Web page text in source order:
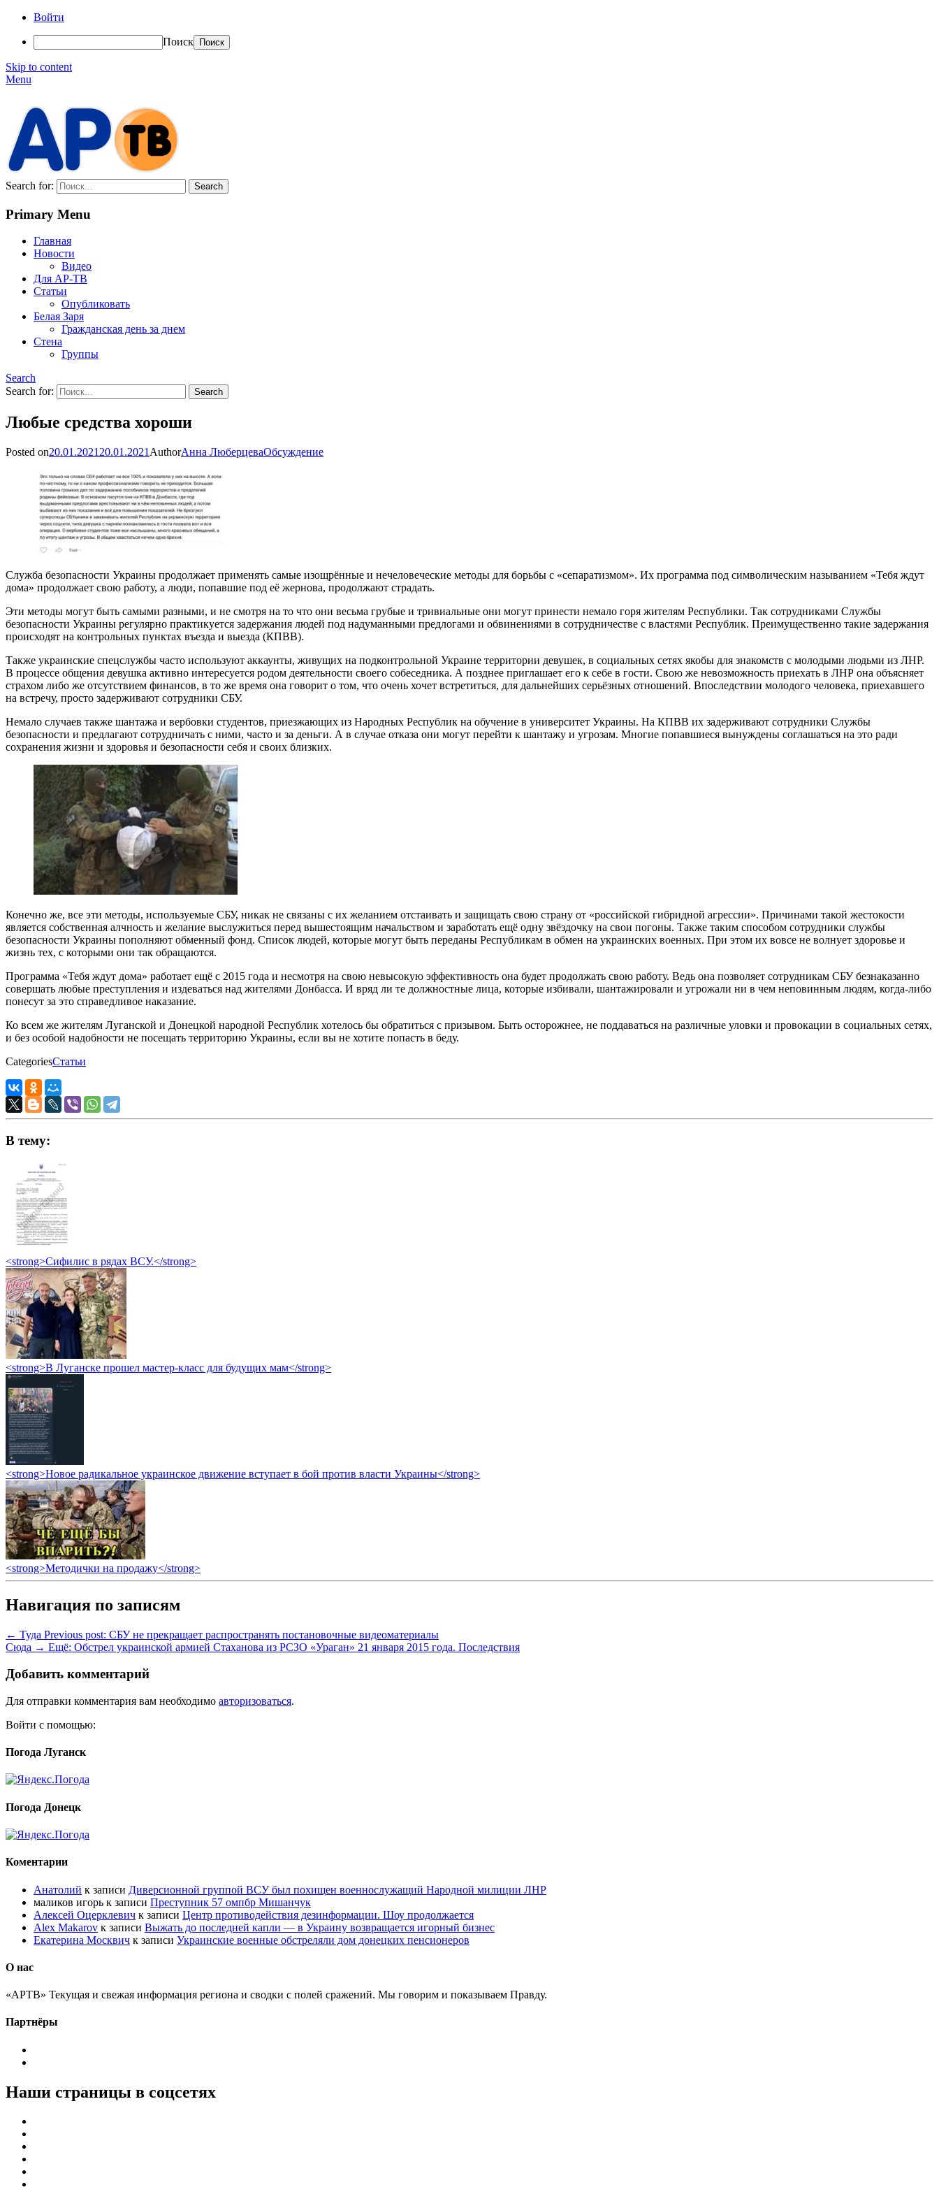
Войти
Поиск
Skip to content
Menu
Search for:
Primary Menu
Главная
Новости
Видео
Для АР-ТВ
Статьи
Опубликовать
Белая Заря
Гражданская день за днем
Стена
Группы
Search
Search for:
Любые средства хороши
Posted on20.01.2021 20.01.2021 AuthorАнна ЛюберцеваОбсуждение
Служба безопасности Украины продолжает применять самые изощрённые и нечеловеческие методы для борьбы с «сепаратизмом». Их программа под символическим называнием «Тебя ждут
дома» продолжает свою работу, а люди, попавшие под её жернова, продолжают страдать.
Эти методы могут быть самыми разными, и не смотря на то что они весьма грубые и тривиальные они могут принести немало горя жителям Республики. Так сотрудниками Службы
безопасности Украины регулярно практикуется задержания людей под надуманными предлогами и обвинениями в сотрудничестве с властями Республик. Преимущественно такие задержания
происходят на контрольных пунктах въезда и выезда (КПВВ).
Также украинские спецслужбы часто используют аккаунты, живущих на подконтрольной Украине территории девушек, в социальных сетях якобы для знакомств с молодыми людьми из ЛНР.
В процессе общения девушка активно интересуется родом деятельности своего собеседника. А позднее приглашает его к себе в гости. Свою же невозможность приехать в ЛНР она объясняет
страхом либо же отсутствием финансов, в то же время она говорит о том, что очень хочет встретиться, для дальнейших серьёзных отношений. Впоследствии молодого человека, приехавшего
на встречу, просто задерживают сотрудники СБУ.
Немало случаев также шантажа и вербовки студентов, приезжающих из Народных Республик на обучение в университет Украины. На КПВВ их задерживают сотрудники Службы
безопасности и предлагают сотрудничать с ними, часто и за деньги. А в случае отказа они могут перейти к шантажу и угрозам. Многие попавшиеся вынуждены соглашаться на это ради
сохранения жизни и здоровья и безопасности себя и своих близких.
Конечно же, все эти методы, используемые СБУ, никак не связаны с их желанием отстаивать и защищать свою страну от «российской гибридной агрессии». Причинами такой жестокости
является собственная алчность и желание выслужиться перед вышестоящим начальством и заработать ещё одну звёздочку на свои погоны. Также таким способом сотрудники службы
безопасности Украины пополняют обменный фонд. Список людей, которые могут быть переданы Республикам в обмен на украинских военных. При этом их вовсе не волнует здоровье и
жизнь тех, с которыми они так обращаются.
Программа «Тебя ждут дома» работает ещё с 2015 года и несмотря на свою невысокую эффективность она будет продолжать свою работу. Ведь она позволяет сотрудникам СБУ безнаказанно
совершать любые преступления и издеваться над жителями Донбасса. И вряд ли те должностные лица, которые избивали, шантажировали и угрожали ни в чем неповинным людям, когда-либо
понесут за это справедливое наказание.
Ко всем же жителям Луганской и Донецкой народной Республик хотелось бы обратиться с призывом. Быть осторожнее, не поддаваться на различные уловки и провокации в социальных сетях,
и без особой надобности не посещать территорию Украины, если вы не хотите попасть в беду.
CategoriesСтатьи
В тему:
<strong>Сифилис в рядах ВСУ.</strong>
<strong>В Луганске прошел мастер-класс для будущих мам</strong>
<strong>Новое радикальное украинское движение вступает в бой против власти Украины</strong>
<strong>Методички на продажу</strong>
Навигация по записям
← Туда Previous post: СБУ не прекращает распространять постановочные видеоматериалы
Сюда → Ещё: Обстрел украинской армией Стаханова из РСЗО «Ураган» 21 января 2015 года. Последствия
Добавить комментарий
Для отправки комментария вам необходимо авторизоваться.
Войти с помощью:
Погода Луганск
Погода Донецк
Коментарии
Анатолий к записи Диверсионной группой ВСУ был похищен военнослужащий Народной милиции ЛНР
маликов игорь к записи Преступник 57 омпбр Мишанчук
Алексей Оцерклевич к записи Центр противодействия дезинформации. Шоу продолжается
Alex Makarov к записи Выжать до последней капли — в Украину возвращается игорный бизнес
Екатерина Москвич к записи Украинские военные обстреляли дом донецких пенсионеров
О нас
«АРТВ» Текущая и свежая информация региона и сводки с полей сражений. Мы говорим и показываем Правду.
Партнёры
Наши страницы в соцсетях